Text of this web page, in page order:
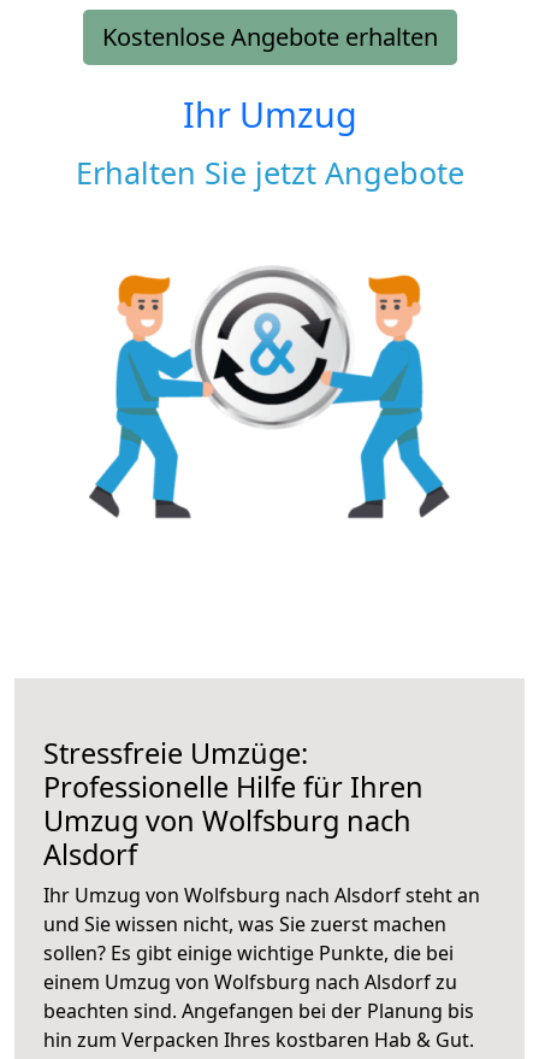
Kostenlose Angebote erhalten
Ihr Umzug
Erhalten Sie jetzt Angebote
Stressfreie Umzüge:
Professionelle Hilfe für Ihren
Umzug von Wolfsburg nach
Alsdorf
Ihr Umzug von Wolfsburg nach Alsdorf steht an
und Sie wissen nicht, was Sie zuerst machen
sollen? Es gibt einige wichtige Punkte, die bei
einem Umzug von Wolfsburg nach Alsdorf zu
beachten sind. Angefangen bei der Planung bis
hin zum Verpacken Ihres kostbaren Hab & Gut.